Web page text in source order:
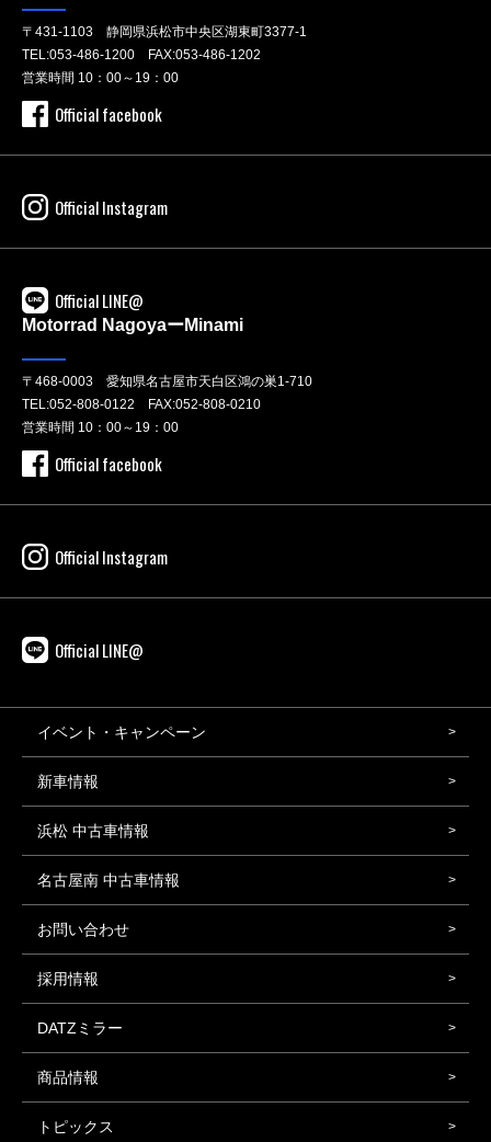
〒431-1103 静岡県浜松市中央区湖東町3377-1
TEL:053-486-1200 FAX:053-486-1202
営業時間 10：00～19：00
Official facebook
Official Instagram
Official LINE@
Motorrad NagoyaーMinami
〒468-0003 愛知県名古屋市天白区鴻の巣1-710
TEL:052-808-0122 FAX:052-808-0210
営業時間 10：00～19：00
Official facebook
Official Instagram
Official LINE@
イベント・キャンペーン
新車情報
浜松 中古車情報
名古屋南 中古車情報
お問い合わせ
採用情報
DATZミラー
商品情報
トピックス